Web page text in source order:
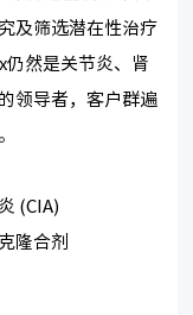
及筛选潜在性治疗
然是关节炎、肾
领导者，客户群遍
(CIA)
隆合剂